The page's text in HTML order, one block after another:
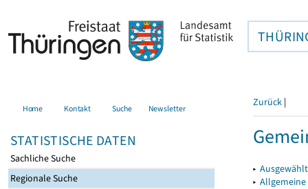
Home Kontakt Suche Newsletter
STATISTISCHE DATEN
Sachliche Suche
Regionale Suche
Zurück |
▸
▸